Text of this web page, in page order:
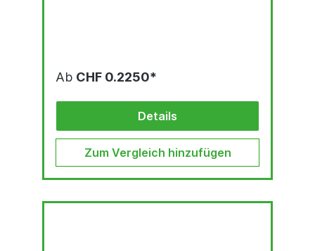
Ab CHF 0.2250*
Details
Zum Vergleich hinzufügen